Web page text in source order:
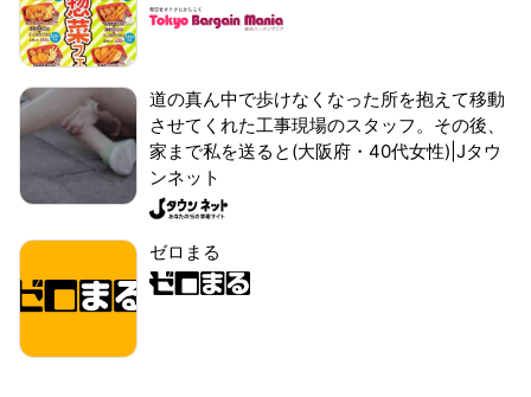
道の真ん中で歩けなくなった所を抱えて移動
させてくれた工事現場のスタッフ。その後、
家まで私を送ると(大阪府・40代女性)|Jタウ
ンネット
ゼロまる